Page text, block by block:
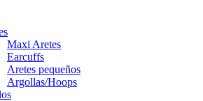
Maxi Aretes
Earcuffs
Aretes pequeños
Argollas/Hoops